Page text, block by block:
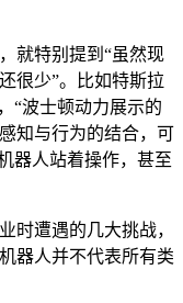
就特别提到“虽然现
很少”。比如特斯拉
“波士顿动力展示的
知与行为的结合，可
器人站着操作，甚至
时遭遇的几大挑战，
器人并不代表所有类